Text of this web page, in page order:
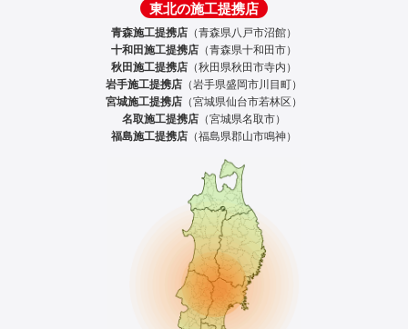
東北の施工提携店
青森施工提携店 （青森県八戸市沼館）
十和田施工提携店 （青森県十和田市）
秋田施工提携店 （秋田県秋田市寺内）
岩手施工提携店 （岩手県盛岡市川目町）
宮城施工提携店 （宮城県仙台市若林区）
名取施工提携店 （宮城県名取市）
福島施工提携店 （福島県郡山市鳴神）